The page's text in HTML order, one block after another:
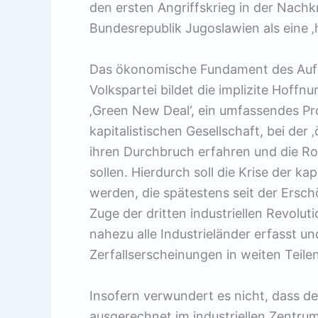
den ersten Angriffskrieg in der
Bundesrepublik Jugoslawien als eine
Das ökonomische Fundament des
Volkspartei bildet die implizite
‚Green New Deal‘, ein umfassendes
kapitalistischen Gesellschaft, bei der
ihren Durchbruch erfahren und die
sollen. Hierdurch soll die Krise der
werden, die spätestens seit der
Zuge der dritten industriellen
nahezu alle Industrieländer erfasst
Zerfallserscheinungen in weiten
Insofern verwundert es nicht, dass